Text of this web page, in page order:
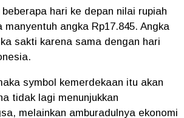
hari ke depan nilai rupiah
manyentuh angka Rp17.845. Angka
sakti karena sama dengan hari
symbol kemerdekaan itu akan
tidak lagi menunjukkan
melainkan amburadulnya ekonomi